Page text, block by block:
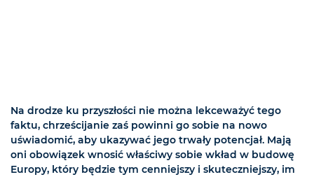
Na drodze ku przyszłości nie można lekceważyć tego
faktu, chrześcijanie zaś powinni go sobie na nowo
uświadomić, aby ukazywać jego trwały potencjał. Mają
oni obowiązek wnosić właściwy sobie wkład w budowę
Europy, który będzie tym cenniejszy i skuteczniejszy, im